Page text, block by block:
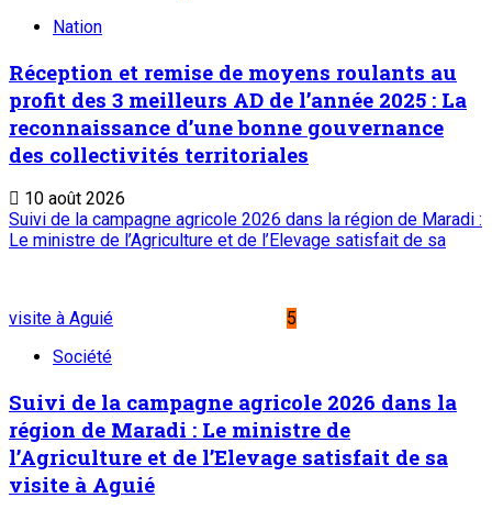
Nation
Réception et remise de moyens roulants au
profit des 3 meilleurs AD de l’année 2025 : La
reconnaissance d’une bonne gouvernance
des collectivités territoriales
10 août 2026
Suivi de la campagne agricole 2026 dans la région de Maradi :
Le ministre de l’Agriculture et de l’Elevage satisfait de sa
visite à Aguié
5
Société
Suivi de la campagne agricole 2026 dans la
région de Maradi : Le ministre de
l’Agriculture et de l’Elevage satisfait de sa
visite à Aguié